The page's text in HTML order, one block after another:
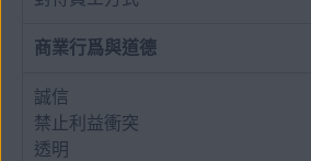
商業行爲與道德
誠信
禁止利益衝突
透明